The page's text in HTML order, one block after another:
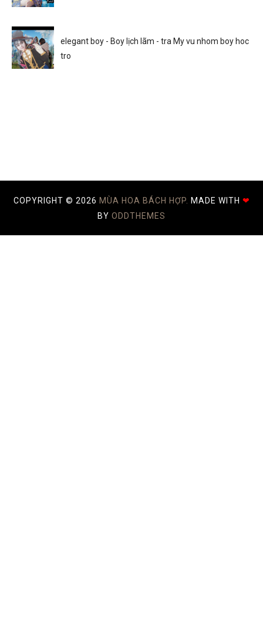
elegant boy - Boy lịch lãm - tra My vu nhom boy hoc
tro
COPYRIGHT © 2026 MÙA HOA BÁCH HỢP. MADE WITH ❤
BY ODDTHEMES